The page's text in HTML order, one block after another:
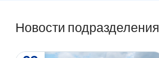
Новости подразделения